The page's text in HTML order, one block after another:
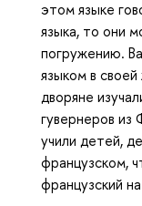
этом языке
языка, то они
погружению.
языком в
дворяне
гувернеров из
учили детей,
французском,
французский